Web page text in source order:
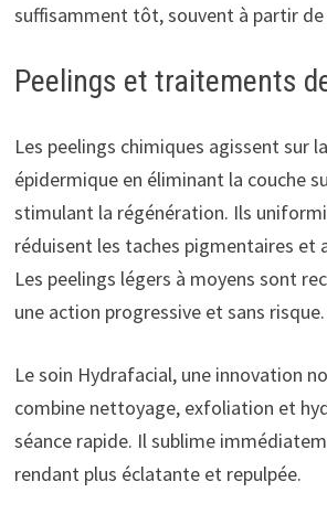
suffisamment tôt, souvent à partir
Peelings et traitements
Les peelings chimiques agissent sur
épidermique en éliminant la couche
stimulant la régénération. Ils
réduisent les taches pigmentaires et
Les peelings légers à moyens sont
une action progressive et sans risque.
Le soin Hydrafacial, une innovation
combine nettoyage, exfoliation et
séance rapide. Il sublime
rendant plus éclatante et repulpée.